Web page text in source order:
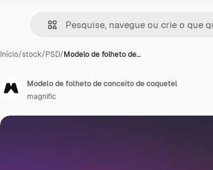
Início/stock/PSD/Modelo de folheto de…
Modelo de folheto de conceito de coquetel
magnific